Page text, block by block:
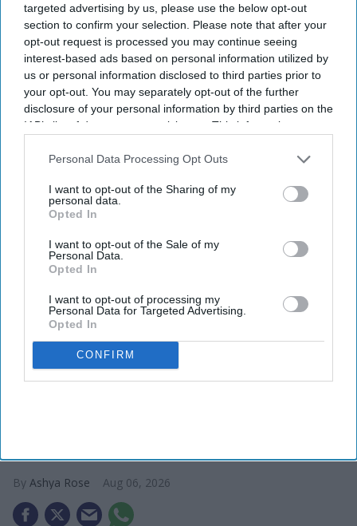
targeted advertising by us, please use the below opt-out
section to confirm your selection. Please note that after your
opt-out request is processed you may continue seeing
interest-based ads based on personal information utilized by
us or personal information disclosed to third parties prior to
your opt-out. You may separately opt-out of the further
disclosure of your personal information by third parties on the
IAB’s list of downstream participants. This information may
Downstream Participantsthat may further disclose it to other
Personal Data Processing Opt Outs
I want to opt-out of the Sharing of my
personal data.
Opted In
I want to opt-out of the Sale of my
Personal Data.
Opted In
I want to opt-out of processing my
Personal Data for Targeted Advertising.
Opted In
CONFIRM
By subscribing, you agree to our Terms & Conditions.
View Terms & Conditions
Photo credit: iStock
risks
Ashya Rose Aug 06, 2026